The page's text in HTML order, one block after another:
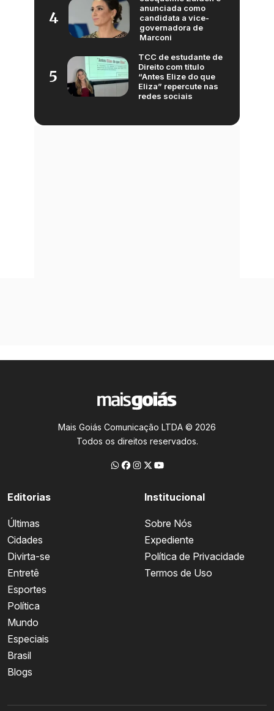
4
anunciada como
candidata a vice-
governadora de
Marconi
5
TCC de estudante de
Direito com título
“Antes Elize do que
Eliza” repercute nas
redes sociais
Mais Goiás Comunicação LTDA © 2026
Todos os direitos reservados.
Editorias
Últimas
Cidades
Divirta-se
Entretê
Esportes
Política
Mundo
Especiais
Brasil
Blogs
Institucional
Sobre Nós
Expediente
Política de Privacidade
Termos de Uso